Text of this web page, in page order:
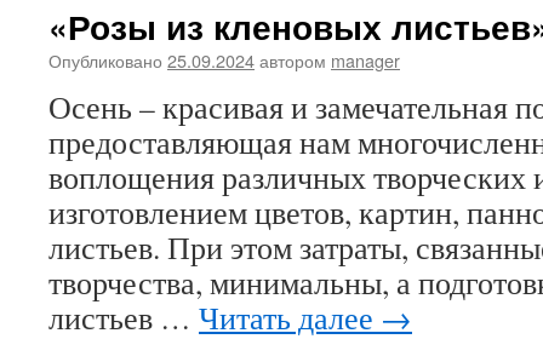
«Розы из кленовых
Опубликовано 25.09.2024автором manager
Осень – красивая и замечательная
предоставляющая нам
воплощения различных творческих
изготовлением цветов, картин,
листьев. При этом затраты,
творчества, минимальны, а
листьев … Читать далее →